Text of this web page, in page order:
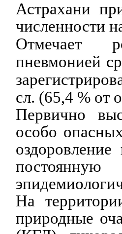
Астрахани
численности
Отмечает
пневмонией
сл. (65,4 % от
Первично
особо
На
природные